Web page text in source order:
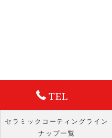
TEL
セラミックコーティングライン
ナップ一覧